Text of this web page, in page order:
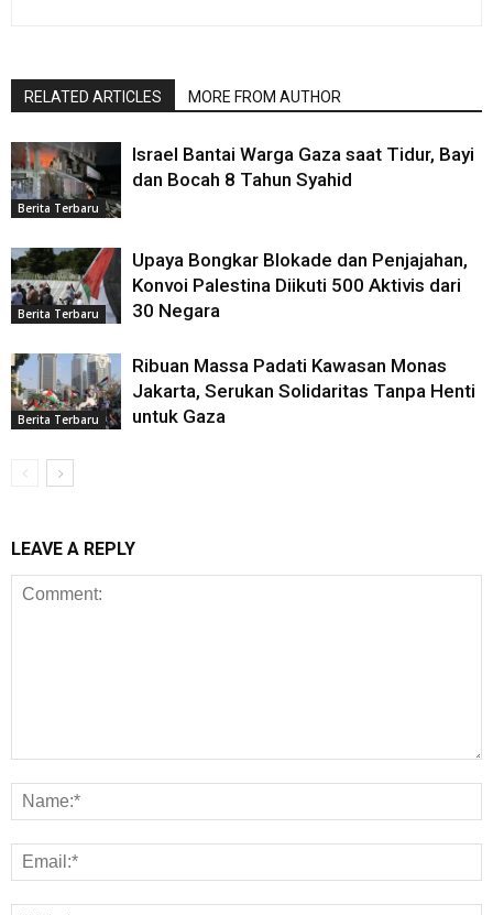
RELATED ARTICLES MORE FROM AUTHOR
Berita Terbaru
Israel Bantai Warga Gaza saat Tidur, Bayi
dan Bocah 8 Tahun Syahid
Berita Terbaru
Upaya Bongkar Blokade dan Penjajahan,
Konvoi Palestina Diikuti 500 Aktivis dari
30 Negara
Berita Terbaru
Ribuan Massa Padati Kawasan Monas
Jakarta, Serukan Solidaritas Tanpa Henti
untuk Gaza
LEAVE A REPLY